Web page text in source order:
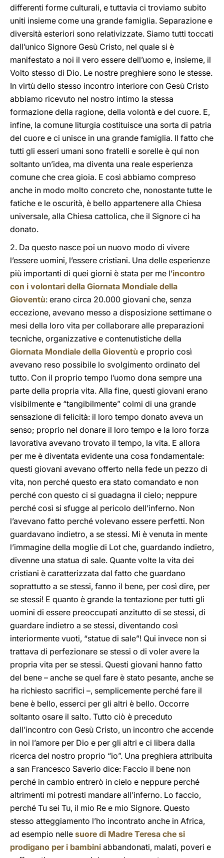
differenti forme culturali, e tuttavia ci troviamo subito
uniti insieme come una grande famiglia. Separazione e
diversità esteriori sono relativizzate. Siamo tutti toccati
dall’unico Signore Gesù Cristo, nel quale si è
manifestato a noi il vero essere dell’uomo e, insieme, il
Volto stesso di Dio. Le nostre preghiere sono le stesse.
In virtù dello stesso incontro interiore con Gesù Cristo
abbiamo ricevuto nel nostro intimo la stessa
formazione della ragione, della volontà e del cuore. E,
infine, la comune liturgia costituisce una sorta di patria
del cuore e ci unisce in una grande famiglia. Il fatto che
tutti gli esseri umani sono fratelli e sorelle è qui non
soltanto un’idea, ma diventa una reale esperienza
comune che crea gioia. E così abbiamo compreso
anche in modo molto concreto che, nonostante tutte le
fatiche e le oscurità, è bello appartenere alla Chiesa
universale, alla Chiesa cattolica, che il Signore ci ha
donato.
2. Da questo nasce poi un nuovo modo di vivere
l’essere uomini, l’essere cristiani. Una delle esperienze
più importanti di quei giorni è stata per me l’incontro
con i volontari della Giornata Mondiale della
Gioventù: erano circa 20.000 giovani che, senza
eccezione, avevano messo a disposizione settimane o
mesi della loro vita per collaborare alle preparazioni
tecniche, organizzative e contenutistiche della
Giornata Mondiale della Gioventù e proprio così
avevano reso possibile lo svolgimento ordinato del
tutto. Con il proprio tempo l’uomo dona sempre una
parte della propria vita. Alla fine, questi giovani erano
visibilmente e “tangibilmente” colmi di una grande
sensazione di felicità: il loro tempo donato aveva un
senso; proprio nel donare il loro tempo e la loro forza
lavorativa avevano trovato il tempo, la vita. E allora
per me è diventata evidente una cosa fondamentale:
questi giovani avevano offerto nella fede un pezzo di
vita, non perché questo era stato comandato e non
perché con questo ci si guadagna il cielo; neppure
perché così si sfugge al pericolo dell’inferno. Non
l’avevano fatto perché volevano essere perfetti. Non
guardavano indietro, a se stessi. Mi è venuta in mente
l’immagine della moglie di Lot che, guardando indietro,
divenne una statua di sale. Quante volte la vita dei
cristiani è caratterizzata dal fatto che guardano
soprattutto a se stessi, fanno il bene, per così dire, per
se stessi! E quanto è grande la tentazione per tutti gli
uomini di essere preoccupati anzitutto di se stessi, di
guardare indietro a se stessi, diventando così
interiormente vuoti, “statue di sale”! Qui invece non si
trattava di perfezionare se stessi o di voler avere la
propria vita per se stessi. Questi giovani hanno fatto
del bene – anche se quel fare è stato pesante, anche se
ha richiesto sacrifici –, semplicemente perché fare il
bene è bello, esserci per gli altri è bello. Occorre
soltanto osare il salto. Tutto ciò è preceduto
dall’incontro con Gesù Cristo, un incontro che accende
in noi l’amore per Dio e per gli altri e ci libera dalla
ricerca del nostro proprio “io”. Una preghiera attribuita
a san Francesco Saverio dice: Faccio il bene non
perché in cambio entrerò in cielo e neppure perché
altrimenti mi potresti mandare all’inferno. Lo faccio,
perché Tu sei Tu, il mio Re e mio Signore. Questo
stesso atteggiamento l’ho incontrato anche in Africa,
ad esempio nelle suore di Madre Teresa che si
prodigano per i bambini abbandonati, malati, poveri e